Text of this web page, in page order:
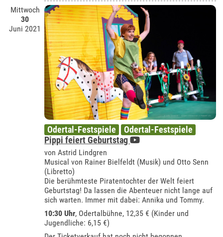
Mittwoch
30
Juni 2021
Odertal-Festspiele
Odertal-Festspiele
Pippi feiert Geburtstag
von Astrid Lindgren
Musical von Rainer Bielfeldt (Musik) und Otto Senn
(Libretto)
Die berühmteste Piratentochter der Welt feiert
Geburtstag! Da lassen die Abenteuer nicht lange auf
sich warten. Immer mit dabei: Annika und Tommy.
10:30 Uhr, Odertalbühne, 12,35 € (Kinder und
Jugendliche: 6,15 €)